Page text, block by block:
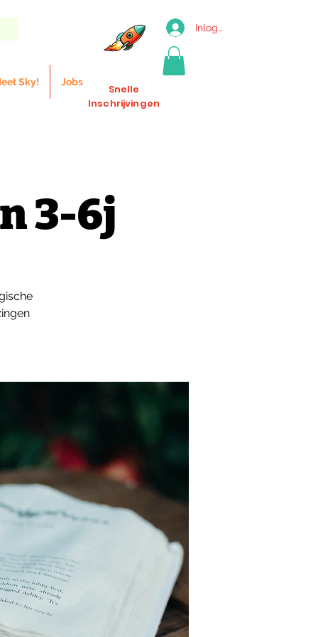
Inloggen
Sky! Jobs
Snelle
Inschrijvingen
3-6j